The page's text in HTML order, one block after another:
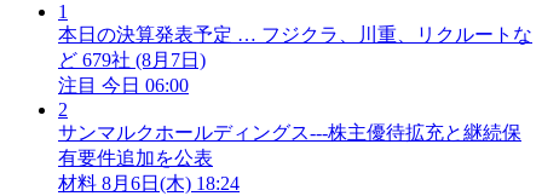
1
本日の決算発表予定 … フジクラ、川重、リクルートな
ど 679社 (8月7日)
注目 今日 06:00
2
サンマルクホールディングス---株主優待拡充と継続保
有要件追加を公表
材料 8月6日(木) 18:24